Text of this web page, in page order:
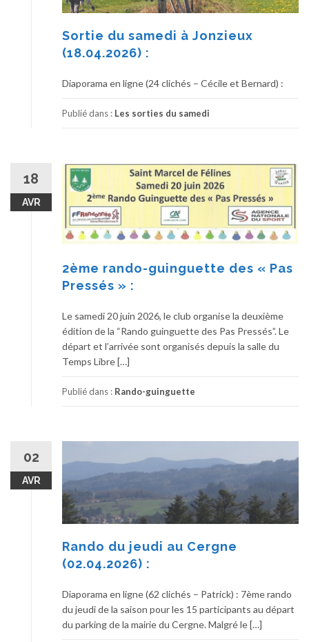
Sortie du samedi à Jonzieux
(18.04.2026) :
Diaporama en ligne (24 clichés – Cécile et Bernard) :
Publié dans : Les sorties du samedi
18
AVR
2ème rando-guinguette des « Pas
Pressés » :
Le samedi 20 juin 2026, le club organise la deuxième
édition de la “Rando guinguette des Pas Pressés”. Le
départ et l’arrivée sont organisés depuis la salle du
Temps Libre […]
Publié dans : Rando-guinguette
02
AVR
Rando du jeudi au Cergne
(02.04.2026) :
Diaporama en ligne (62 clichés – Patrick) : 7ème rando
du jeudi de la saison pour les 15 participants au départ
du parking de la mairie du Cergne. Malgré le […]